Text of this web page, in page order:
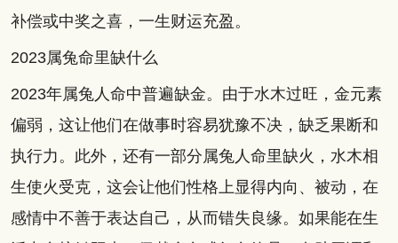
补偿或中奖之喜，一生财运充盈。
2023属兔命里缺什么
2023年属兔人命中普遍缺金。由于水木过旺，金元素
偏弱，这让他们在做事时容易犹豫不决，缺乏果断和
执行力。此外，还有一部分属兔人命里缺火，水木相
生使火受克，这会让他们性格上显得内向、被动，在
感情中不善于表达自己，从而错失良缘。如果能在生